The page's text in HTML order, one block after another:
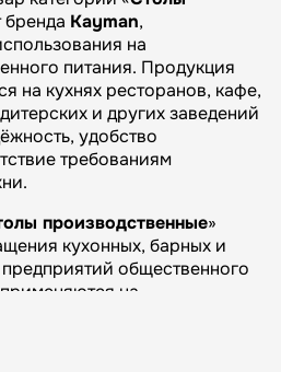
бренда Kayman,
на
питания. Продукция
на кухнях ресторанов, кафе,
и других заведений
удобство
требованиям
производственные»
кухонных, барных и
общественного
на
ресторанов и кафе, в
и на пищевых